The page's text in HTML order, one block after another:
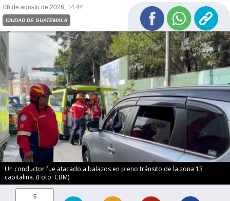
06 de agosto de 2026, 14:44
CIUDAD DE GUATEMALA
Un conductor fue atacado a balazos en pleno tránsito de la zona 13
capitalina. (Foto: CBM)
6